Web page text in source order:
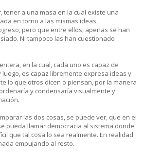
tener a una masa en la cual existe una
en torno a las mismas ideas,
pero que entre ellos, apenas se han
Ni tampoco las han cuestionado
en la cual, cada uno es capaz de
luego, es capaz libremente expresa ideas y
lo que otros dicen o piensan, por la manera
y condensaría visualmente y
las dos cosas, se puede ver, que en el
pueda llamar democracia al sistema donde
que tal cosa lo sea realmente. En realidad
empujando al resto.